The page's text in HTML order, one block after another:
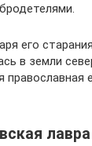
его
в земли
православная